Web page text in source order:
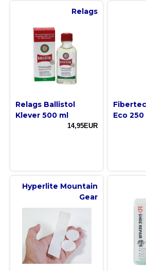
Relags
Relags Ballistol
Klever 500 ml
14,95EUR
Eco 250
Hyperlite Mountain
Gear